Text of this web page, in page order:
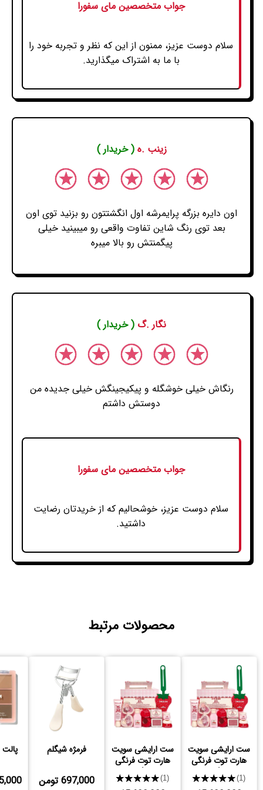
جواب متخصصین مای سفورا
سلام دوست عزیز، ممنون از این که نظر و تجربه خود را
با ما به اشتراک میگذارید.
زینب .ه( خریدار )
اون دایره بزرگه پرایمرشه اول انگشتتون رو بزنید توی اون
بعد توی رنگ شاین تفاوت واقعی رو میبینید خیلی
پیگمنتش رو بالا میبره
نگار .گ ( خریدار )
رنگاش خیلی خوشگله و پیکیجینگش خیلی جدیده من
دوستش داشتم
جواب متخصصین مای سفورا
سلام دوست عزیز، خوشحالیم که از خریدتان رضایت
داشتید.
محصولات مرتبط
ست ارایشی سویت
هارت توت فرنگی
شیگلم
★★★★★(1)
ست ارایشی سویت
هارت توت فرنگی
شیگلم
★★★★★(1)
فرمژه شیگلم
697,000 تومن